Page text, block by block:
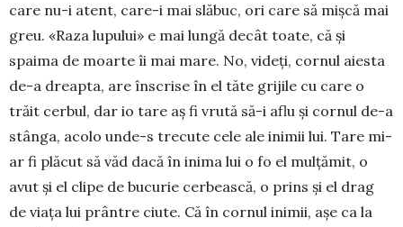
care nu-i atent, care-i mai slăbuc, ori care să mișcă mai
greu. «Raza lupului» e mai lungă decât toate, că și
spaima de moarte îi mai mare. No, videți, cornul aiesta
de-a dreapta, are înscrise în el tăte grijile cu care o
trăit cerbul, dar io tare aș fi vrută să-i aflu și cornul de-a
stânga, acolo unde-s trecute cele ale inimii lui. Tare mi-
ar fi plăcut să văd dacă în inima lui o fo el mulțămit, o
avut și el clipe de bucurie cerbească, o prins și el drag
de viața lui prântre ciute. Că în cornul inimii, așe ca la